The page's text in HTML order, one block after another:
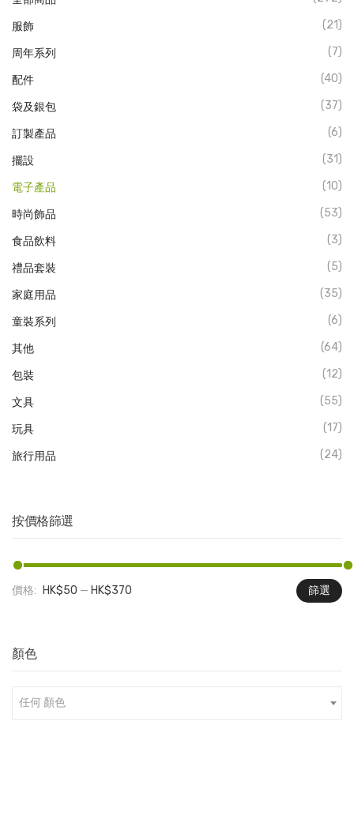
服飾 (21)
周年系列 (7)
配件 (40)
袋及銀包 (37)
訂製產品 (6)
擺設 (31)
電子產品 (10)
時尚飾品 (53)
食品飲料 (3)
禮品套裝 (5)
家庭用品 (35)
童裝系列 (6)
其他 (64)
包裝 (12)
文具 (55)
玩具 (17)
旅行用品 (24)
按價格篩選
篩選
價格: HK$50 — HK$370
顏色
任何 顏色